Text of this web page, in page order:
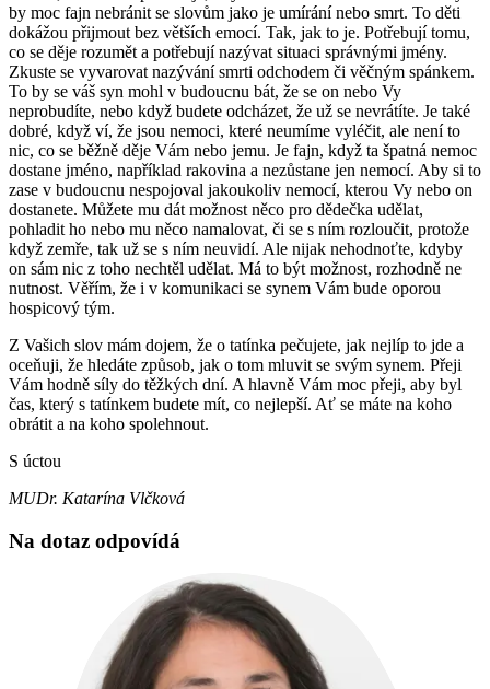
by moc fajn nebránit se slovům jako je umírání nebo smrt. To děti
dokážou přijmout bez větších emocí. Tak, jak to je. Potřebují tomu,
co se děje rozumět a potřebují nazývat situaci správnými jmény.
Zkuste se vyvarovat nazývání smrti odchodem či věčným spánkem.
To by se váš syn mohl v budoucnu bát, že se on nebo Vy
neprobudíte, nebo když budete odcházet, že už se nevrátíte. Je také
dobré, když ví, že jsou nemoci, které neumíme vyléčit, ale není to
nic, co se běžně děje Vám nebo jemu. Je fajn, když ta špatná nemoc
dostane jméno, například rakovina a nezůstane jen nemocí. Aby si to
zase v budoucnu nespojoval jakoukoliv nemocí, kterou Vy nebo on
dostanete. Můžete mu dát možnost něco pro dědečka udělat,
pohladit ho nebo mu něco namalovat, či se s ním rozloučit, protože
když zemře, tak už se s ním neuvidí. Ale nijak nehodnoťte, kdyby
on sám nic z toho nechtěl udělat. Má to být možnost, rozhodně ne
nutnost. Věřím, že i v komunikaci se synem Vám bude oporou
hospicový tým.
Z Vašich slov mám dojem, že o tatínka pečujete, jak nejlíp to jde a
oceňuji, že hledáte způsob, jak o tom mluvit se svým synem. Přeji
Vám hodně síly do těžkých dní. A hlavně Vám moc přeji, aby byl
čas, který s tatínkem budete mít, co nejlepší. Ať se máte na koho
obrátit a na koho spolehnout.
S úctou
MUDr. Katarína Vlčková
Na dotaz odpovídá